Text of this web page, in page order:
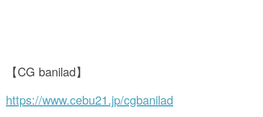
【CG banilad】
https://www.cebu21.jp/cgbanilad